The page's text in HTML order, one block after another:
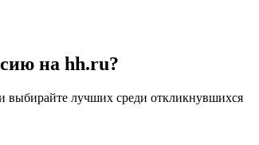
на hh.ru?
лучших среди откликнувшихся